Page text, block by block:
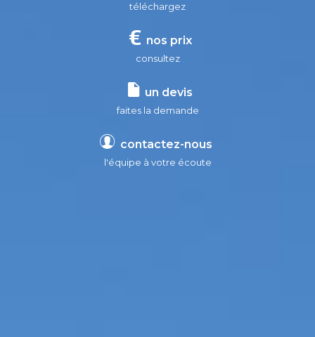
téléchargez
nos prix
consultez
un devis
faites la demande
contactez-nous
l'équipe à votre écoute